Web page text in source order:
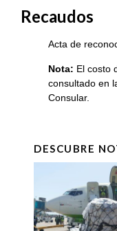
Recaudos
Acta de
Nota: El costo
consultado en
Consular.
DESCUBRE